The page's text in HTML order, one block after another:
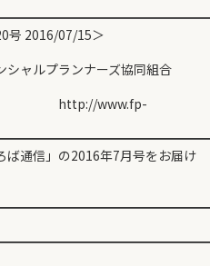
号 2016/07/15＞
プランナーズ協同組合
通信」の2016年7月号をお届け